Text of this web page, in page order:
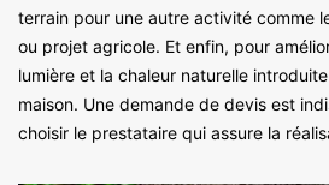
terrain pour une autre activité comme
ou projet agricole. Et enfin, pour
lumière et la chaleur naturelle introduite
maison. Une demande de devis est
choisir le prestataire qui assure la